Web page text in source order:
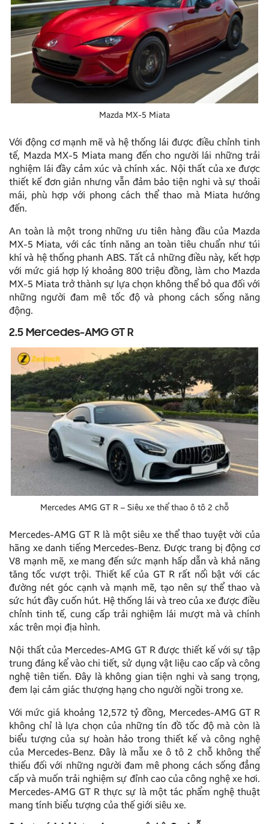
Mazda MX-5 Miata
Với động cơ mạnh mẽ và hệ thống lái được điều chỉnh tinh
tế, Mazda MX-5 Miata mang đến cho người lái những trải
nghiệm lái đầy cảm xúc và chính xác. Nội thất của xe được
thiết kế đơn giản nhưng vẫn đảm bảo tiện nghi và sự thoải
mái, phù hợp với phong cách thể thao mà Miata hướng
đến.
An toàn là một trong những ưu tiên hàng đầu của Mazda
MX-5 Miata, với các tính năng an toàn tiêu chuẩn như túi
khí và hệ thống phanh ABS. Tất cả những điều này, kết hợp
với mức giá hợp lý khoảng 800 triệu đồng, làm cho Mazda
MX-5 Miata trở thành sự lựa chọn không thể bỏ qua đối với
những người đam mê tốc độ và phong cách sống năng
động.
2.5 Mercedes-AMG GT R
Mercedes AMG GT R – Siêu xe thể thao ô tô 2 chỗ
Mercedes-AMG GT R là một siêu xe thể thao tuyệt vời của
hãng xe danh tiếng Mercedes-Benz. Được trang bị động cơ
V8 mạnh mẽ, xe mang đến sức mạnh hấp dẫn và khả năng
tăng tốc vượt trội. Thiết kế của GT R rất nổi bật với các
đường nét góc cạnh và mạnh mẽ, tạo nên sự thể thao và
sức hút đầy cuốn hút. Hệ thống lái và treo của xe được điều
chỉnh tinh tế, cung cấp trải nghiệm lái mượt mà và chính
xác trên mọi địa hình.
Nội thất của Mercedes-AMG GT R được thiết kế với sự tập
trung đáng kể vào chi tiết, sử dụng vật liệu cao cấp và công
nghệ tiên tiến. Đây là không gian tiện nghi và sang trọng,
đem lại cảm giác thượng hạng cho người ngồi trong xe.
Với mức giá khoảng 12,572 tỷ đồng, Mercedes-AMG GT R
không chỉ là lựa chọn của những tín đồ tốc độ mà còn là
biểu tượng của sự hoàn hảo trong thiết kế và công nghệ
của Mercedes-Benz. Đây là mẫu xe ô tô 2 chỗ không thể
thiếu đối với những người đam mê phong cách sống đẳng
cấp và muốn trải nghiệm sự đỉnh cao của công nghệ xe hơi.
Mercedes-AMG GT R thực sự là một tác phẩm nghệ thuật
mang tính biểu tượng của thế giới siêu xe.